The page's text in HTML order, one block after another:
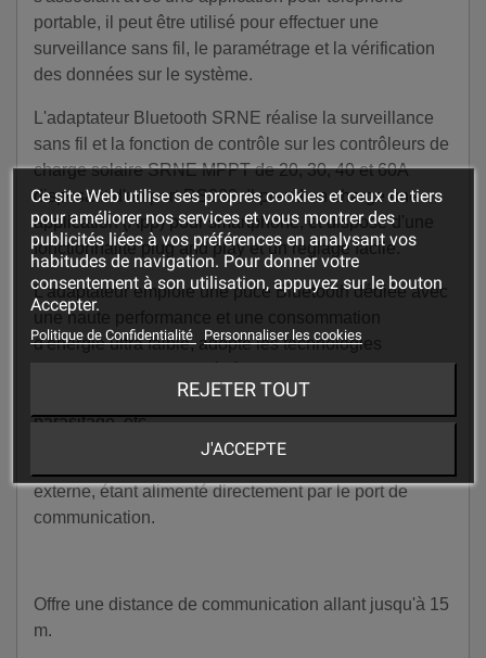
portable, il peut être utilisé pour effectuer une
surveillance sans fil, le paramétrage et la vérification
des données sur le système.
L'adaptateur Bluetooth SRNE réalise la surveillance
sans fil et la fonction de contrôle sur les contrôleurs de
charge solaire SRNE MPPT de 20, 30, 40 et 60A
disposant d'un port RS232. Il prend en charge une
application (App) pour smartphone, et dispose d'une
fonctionnalité plug and play et un réglage facile.
L'adaptateur emploie une puce Bluetooth dédiée avec
une haute performance et une consommation
d'énergie ultra faible, adopte les technologies
communication rapide, d'une excellente capacité anti-
parasitage, etc.
externe, étant alimenté directement par le port de
communication.
Offre une distance de communication allant jusqu'à 15
m.
Ce site Web utilise ses propres cookies et ceux de tiers
pour améliorer nos services et vous montrer des
publicités liées à vos préférences en analysant vos
habitudes de navigation. Pour donner votre
consentement à son utilisation, appuyez sur le bouton
Accepter.
Politique de Confidentialité Personnaliser les cookies
REJETER TOUT
J'ACCEPTE